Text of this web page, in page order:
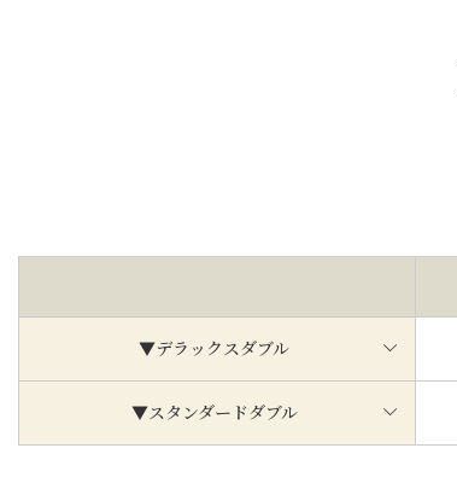
▼デラックスダブル
▼スタンダードダブル